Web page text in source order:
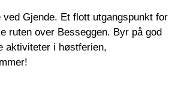
ved Gjende. Et flott utgangspunkt for
ruten over Besseggen. Byr på god
aktiviteter i høstferien,